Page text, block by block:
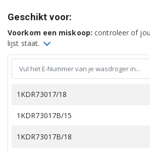
Geschikt voor:
Voorkom een miskoop: controleer of
lijst staat.
1KDR73017/18
1KDR73017B/15
1KDR73017B/18